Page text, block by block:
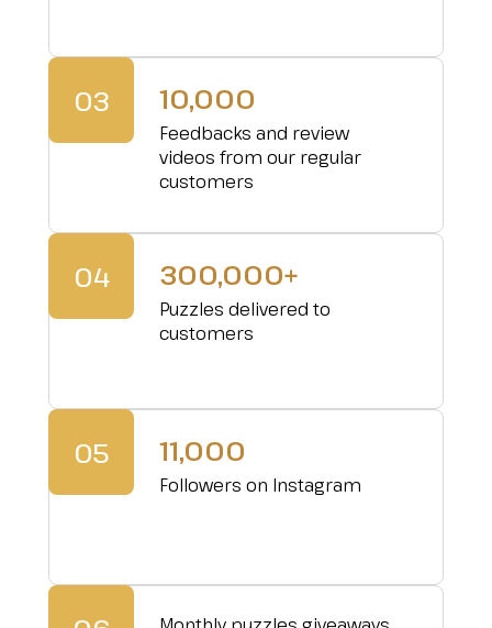
03 10,000
Feedbacks and review
videos from our regular
customers
04 300,000+
Puzzles delivered to
customers
05 11,000
Followers on Instagram